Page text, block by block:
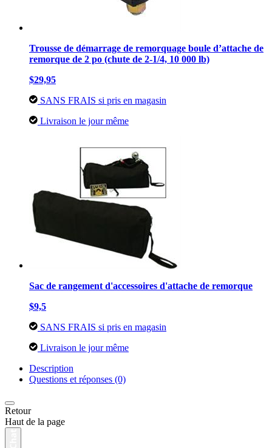
Trousse de démarrage de remorquage boule d’attache de
remorque de 2 po (chute de 2-1/4, 10 000 lb)
$29,95
SANS FRAIS si pris en magasin
Livraison le jour même
Sac de rangement d'accessoires d'attache de remorque
$9,5
SANS FRAIS si pris en magasin
Livraison le jour même
Description
Questions et réponses (0)
Retour
Haut de la page